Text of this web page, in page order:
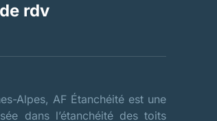
rdv
Alpes, AF Étanchéité est une
dans l’étanchéité des toits